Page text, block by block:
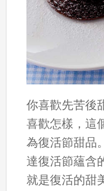
你喜歡先苦後
喜歡怎樣，這
為復活節甜品
達復活節蘊含
就是復活的甜